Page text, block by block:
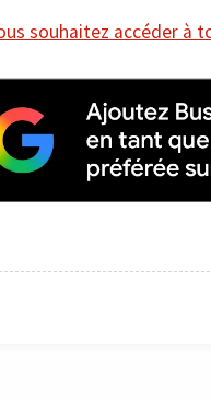
souhaitez accéder à